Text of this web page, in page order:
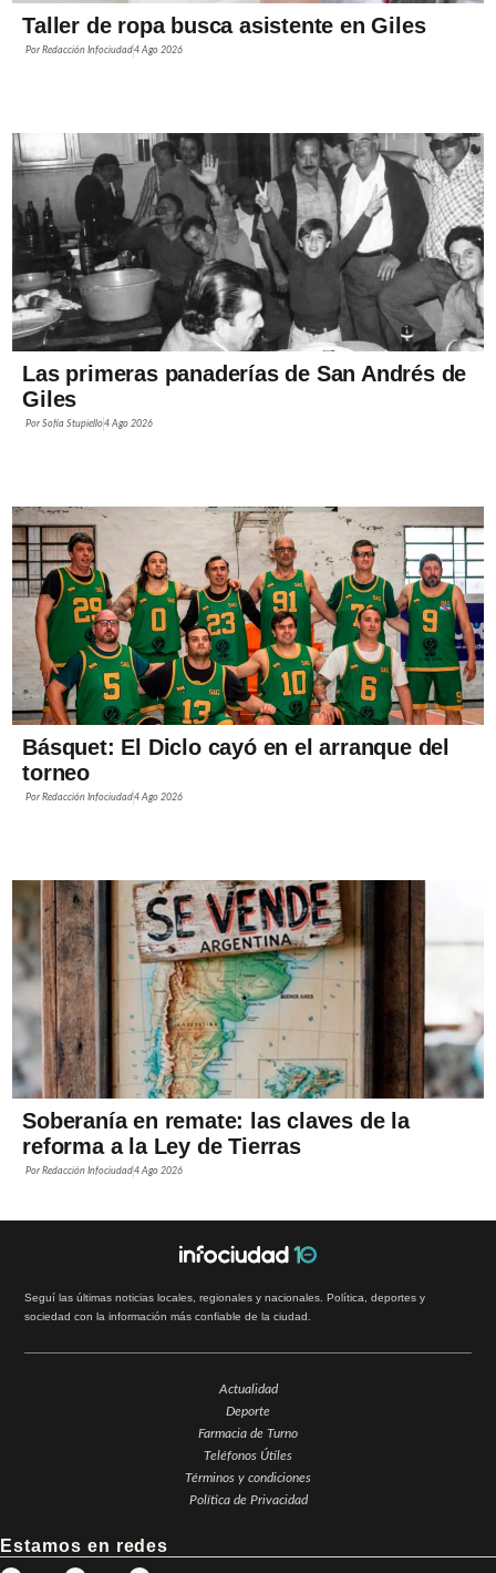
Taller de ropa busca asistente en Giles
PorRedacción Infociudad4 Ago 2026
Las primeras panaderías de San Andrés de
Giles
PorSofía Stupiello4 Ago 2026
Básquet: El Diclo cayó en el arranque del
torneo
PorRedacción Infociudad4 Ago 2026
Soberanía en remate: las claves de la
reforma a la Ley de Tierras
PorRedacción Infociudad4 Ago 2026
Seguí las últimas noticias locales, regionales y nacionales. Política, deportes y
sociedad con la información más confiable de la ciudad.
Actualidad
Deporte
Farmacia de Turno
Teléfonos Útiles
Términos y condiciones
Política de Privacidad
Estamos en redes